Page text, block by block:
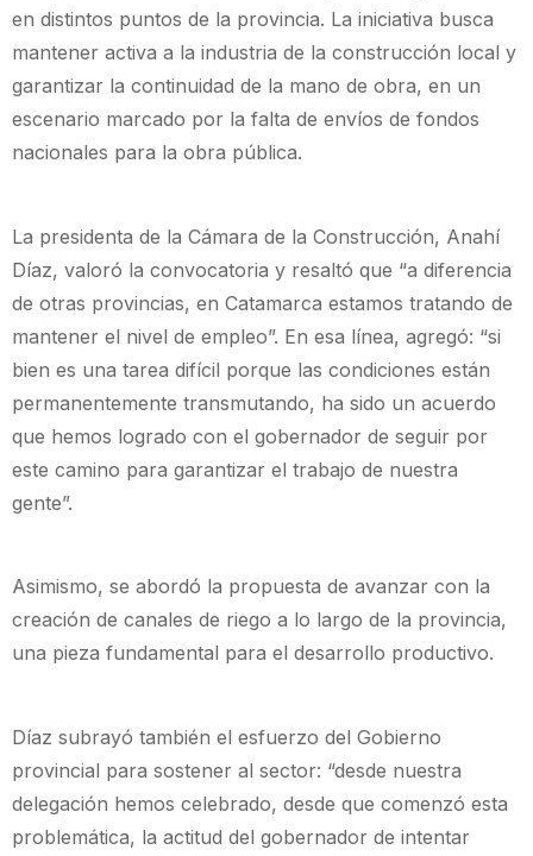
en distintos puntos de la provincia. La iniciativa busca
mantener activa a la industria de la construcción local y
garantizar la continuidad de la mano de obra, en un
escenario marcado por la falta de envíos de fondos
nacionales para la obra pública.
La presidenta de la Cámara de la Construcción, Anahí
Díaz, valoró la convocatoria y resaltó que “a diferencia
de otras provincias, en Catamarca estamos tratando de
mantener el nivel de empleo”. En esa línea, agregó: “si
bien es una tarea difícil porque las condiciones están
permanentemente transmutando, ha sido un acuerdo
que hemos logrado con el gobernador de seguir por
este camino para garantizar el trabajo de nuestra
gente”.
Asimismo, se abordó la propuesta de avanzar con la
creación de canales de riego a lo largo de la provincia,
una pieza fundamental para el desarrollo productivo.
Díaz subrayó también el esfuerzo del Gobierno
provincial para sostener al sector: “desde nuestra
delegación hemos celebrado, desde que comenzó esta
problemática, la actitud del gobernador de intentar